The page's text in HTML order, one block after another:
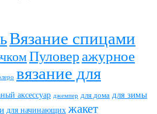
Вязание спицами
Пуловер ажурное
вязание для
аксессуар джемпер для дома для зимы
для начинающих жакет